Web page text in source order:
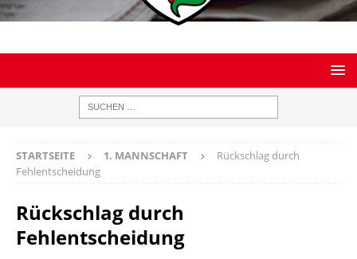
STARTSEITE 1. MANNSCHAFT
Rückschlag durch
Fehlentscheidung
Rückschlag durch
Fehlentscheidung